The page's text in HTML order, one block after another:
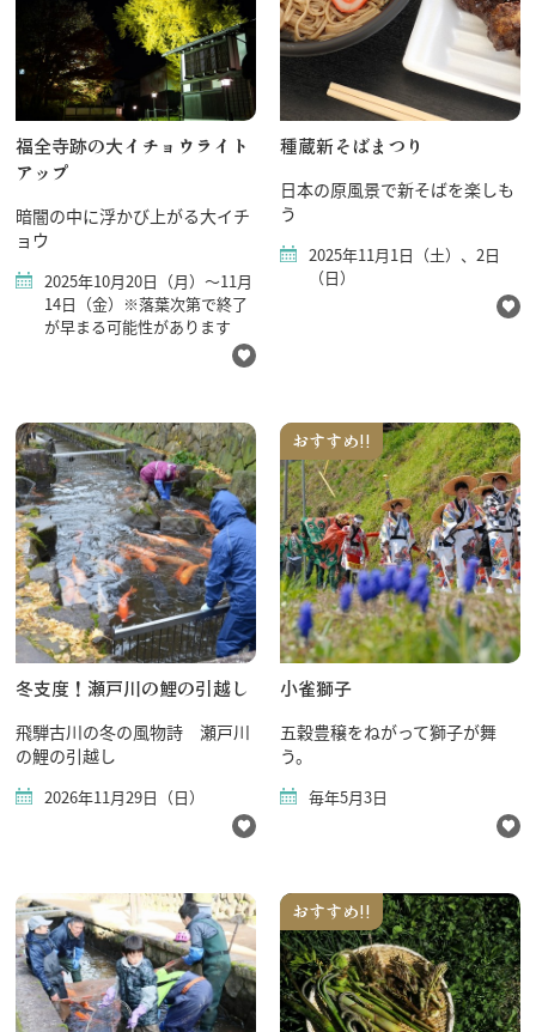
福全寺跡の大イチョウライト
アップ
暗闇の中に浮かび上がる大イチ
ョウ
2025年10月20日（月）～11月
14日（金）※落葉次第で終了
が早まる可能性があります
種蔵新そばまつり
日本の原風景で新そばを楽しも
う
2025年11月1日（土）、2日
（日）
冬支度！瀬戸川の鯉の引越し
飛騨古川の冬の風物詩 瀬戸川
の鯉の引越し
2026年11月29日（日）
おすすめ!!
小雀獅子
五穀豊穣をねがって獅子が舞
う。
毎年5月3日
おすすめ!!